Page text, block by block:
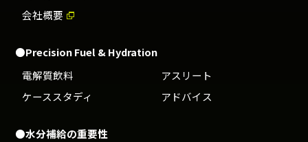
会社概要
●Precision Fuel & Hydration
電解質飲料
アスリート
ケーススタディ
アドバイス
●水分補給の重要性